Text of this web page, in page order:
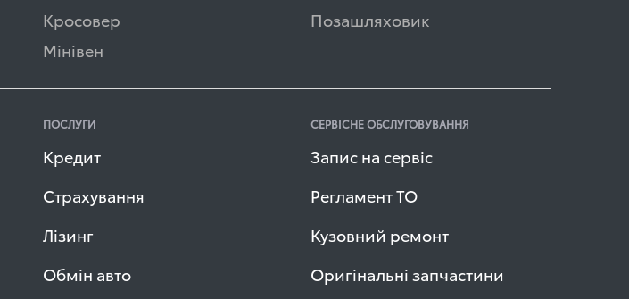
Кросовер
Позашляховик
Мінівен
ПОСЛУГИ
Кредит
Страхування
Лізинг
Обмін авто
СЕРВІСНЕ ОБСЛУГОВУВАННЯ
Запис на сервіс
Регламент ТО
Кузовний ремонт
Оригінальні запчастини